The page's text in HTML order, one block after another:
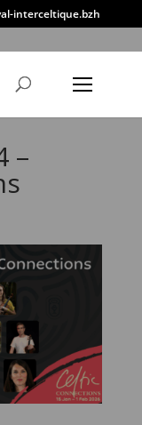
interceltique.bzh
–